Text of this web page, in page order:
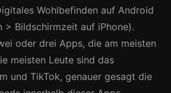
Wohlbefinden auf Android
> Bildschirmzeit auf iPhone).
oder drei Apps, die am meisten
meisten Leute sind das
und TikTok, genauer gesagt die